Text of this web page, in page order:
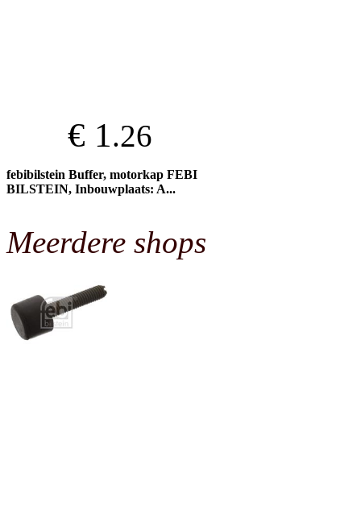
€ 1.26
febibilstein Buffer, motorkap FEBI
BILSTEIN, Inbouwplaats: A...
Meerdere shops